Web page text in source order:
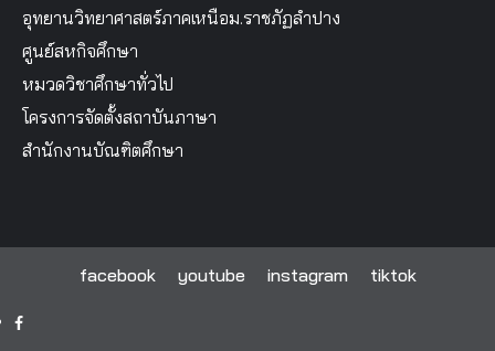
อุทยานวิทยาศาสตร์ภาคเหนือม.ราชภัฏลำปาง
ศูนย์สหกิจศึกษา
หมวดวิชาศึกษาทั่วไป
โครงการจัดตั้งสถาบันภาษา
สำนักงานบัณฑิตศึกษา
facebook youtube instagram tiktok
facebook